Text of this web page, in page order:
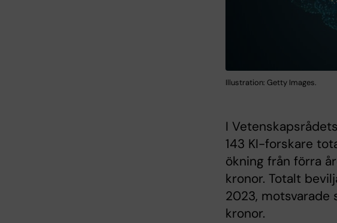
Illustration: Getty Images.
I
143 KI-forskare
ökning från förra
kronor. Totalt
2023, motsvarade
kronor.